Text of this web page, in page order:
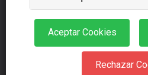
Aceptar Cookies
Rechazar